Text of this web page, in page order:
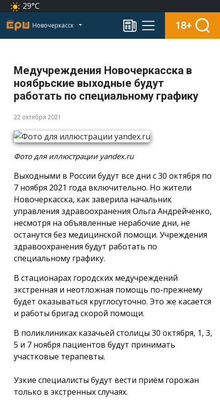
29°C
Новочеркасск 18+
Медучреждения Новочеркасска в
ноябрьские выходные будут
работать по специальному графику
22 октября 2021
Фото для иллюстрации yandex.ru
Выходными в России будут все дни с 30 октября по
7 ноября 2021 года включительно. Но жители
Новочеркасска, как заверила начальник
управления здравоохранения Ольга Андрейченко,
несмотря на объявленные нерабочие дни, не
останутся без медицинской помощи. Учреждения
здравоохранения будут работать по
специальному графику.
В стационарах городских медучреждений
экстренная и неотложная помощь по-прежнему
будет оказываться круглосуточно. Это же касается
и работы бригад скорой помощи.
В поликлиниках казачьей столицы 30 октября, 1, 3,
5 и 7 ноября пациентов будут принимать
участковые терапевты.
Узкие специалисты будут вести приём горожан
только в экстренных случаях.